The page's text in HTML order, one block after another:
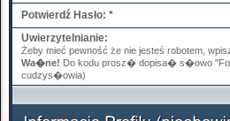
Potwierdź Hasło: *
Uwierzytelnianie:
Żeby mieć pewność że nie jesteś robotem,
Wa�ne! Do kodu prosz� dopisa� s�owo
cudzys�owia)